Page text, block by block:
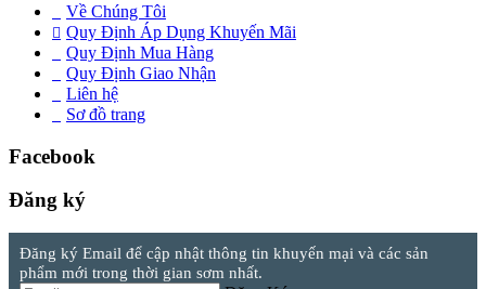
Về Chúng Tôi
Quy Định Áp Dụng Khuyến Mãi
Quy Định Mua Hàng
Quy Định Giao Nhận
Liên hệ
Sơ đồ trang
Facebook
Đăng ký
Đăng ký Email để cập nhật thông tin khuyến mại và các sản
phẩm mới trong thời gian sơm nhất.